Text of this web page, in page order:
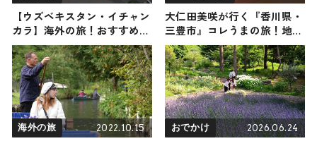
【ウズベキスタン・イチャン
カラ】海外の旅！おすすめ観
光スポットやグルメをリポー
ト 2024年8月3日放送
大仁田美咲が行く『香川県・
三豊市』コレうまの旅！地元
の人おすすめのご当地名物グ
ルメ3選 2026年5月23日放送
海外の旅 2022.10.15 おでかけ 2026.06.24